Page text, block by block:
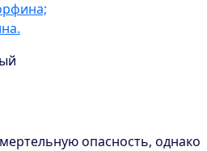
опасность, однако